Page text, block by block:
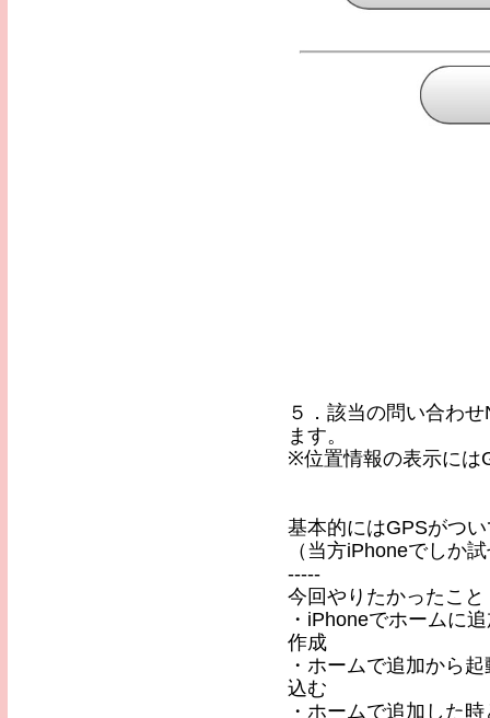
５．該当の問い合わ
ます。
※位置情報の表示には
基本的にはGPSがつ
（当方iPhoneでしか
-----
今回やりたかったこと
・iPhoneでホームに
作成
・ホームで追加から
込む
・ホームで追加した